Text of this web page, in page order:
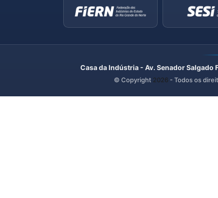
Casa da Indústria - Av. Senador
© Copyright 2026 - Todos os